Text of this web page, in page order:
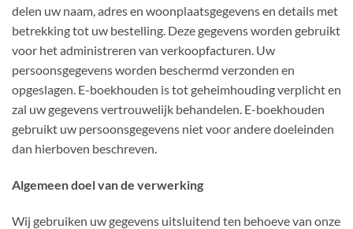
delen uw naam, adres en woonplaatsgegevens en details met
betrekking tot uw bestelling. Deze gegevens worden gebruikt
voor het administreren van verkoopfacturen. Uw
persoonsgegevens worden beschermd verzonden en
opgeslagen. E-boekhouden is tot geheimhouding verplicht en
zal uw gegevens vertrouwelijk behandelen. E-boekhouden
gebruikt uw persoonsgegevens niet voor andere doeleinden
dan hierboven beschreven.
Algemeen doel van de verwerking
Wij gebruiken uw gegevens uitsluitend ten behoeve van onze